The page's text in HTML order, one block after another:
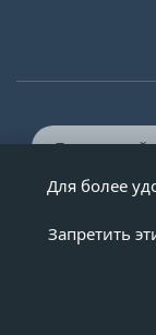
© ООО «Двери-
Для более
Запретить